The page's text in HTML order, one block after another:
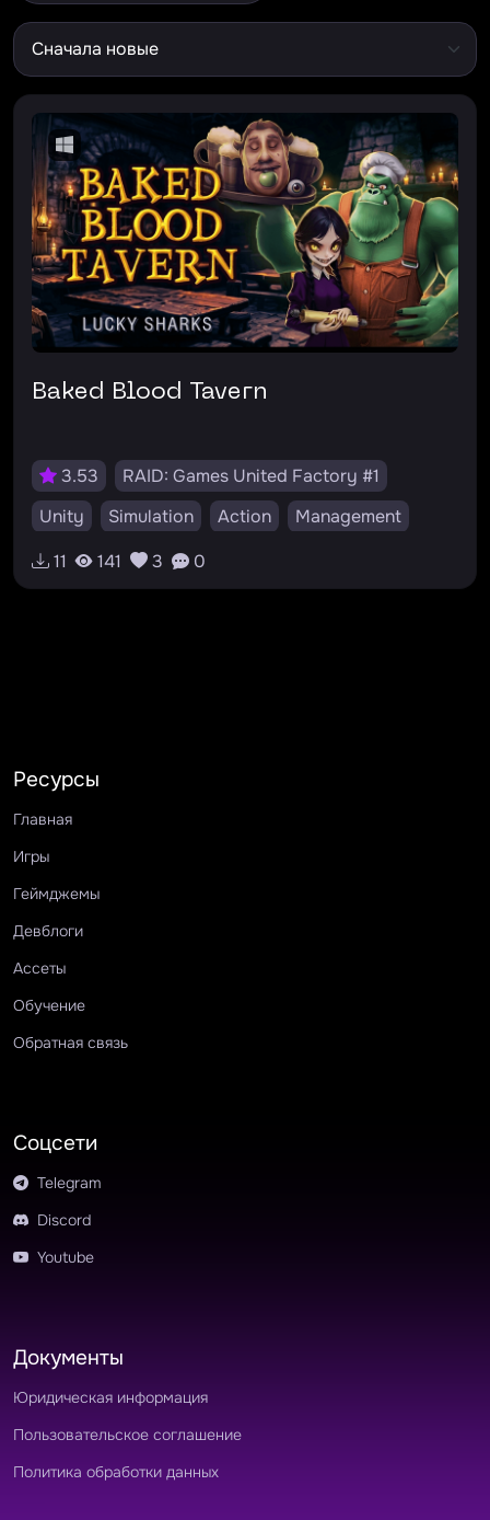
Baked Blood Tavern
3.53
RAID: Games United Factory #1
Unity
Simulation Action
Management
v0.1.21
RU EN
11 141 3 0
Ресурсы
Главная
Игры
Геймджемы
Девблоги
Ассеты
Обучение
Обратная связь
Соцсети
Telegram
Discord
Youtube
Документы
Юридическая информация
Пользовательское соглашение
Политика обработки данных